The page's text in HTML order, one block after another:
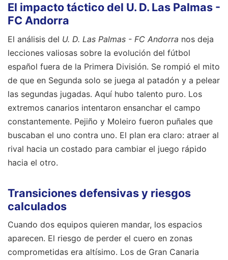
El impacto táctico del U. D. Las Palmas -
FC Andorra
El análisis del U. D. Las Palmas - FC Andorra nos deja
lecciones valiosas sobre la evolución del fútbol
español fuera de la Primera División. Se rompió el mito
de que en Segunda solo se juega al patadón y a pelear
las segundas jugadas. Aquí hubo talento puro. Los
extremos canarios intentaron ensanchar el campo
constantemente. Pejiño y Moleiro fueron puñales que
buscaban el uno contra uno. El plan era claro: atraer al
rival hacia un costado para cambiar el juego rápido
hacia el otro.
Transiciones defensivas y riesgos
calculados
Cuando dos equipos quieren mandar, los espacios
aparecen. El riesgo de perder el cuero en zonas
comprometidas era altísimo. Los de Gran Canaria